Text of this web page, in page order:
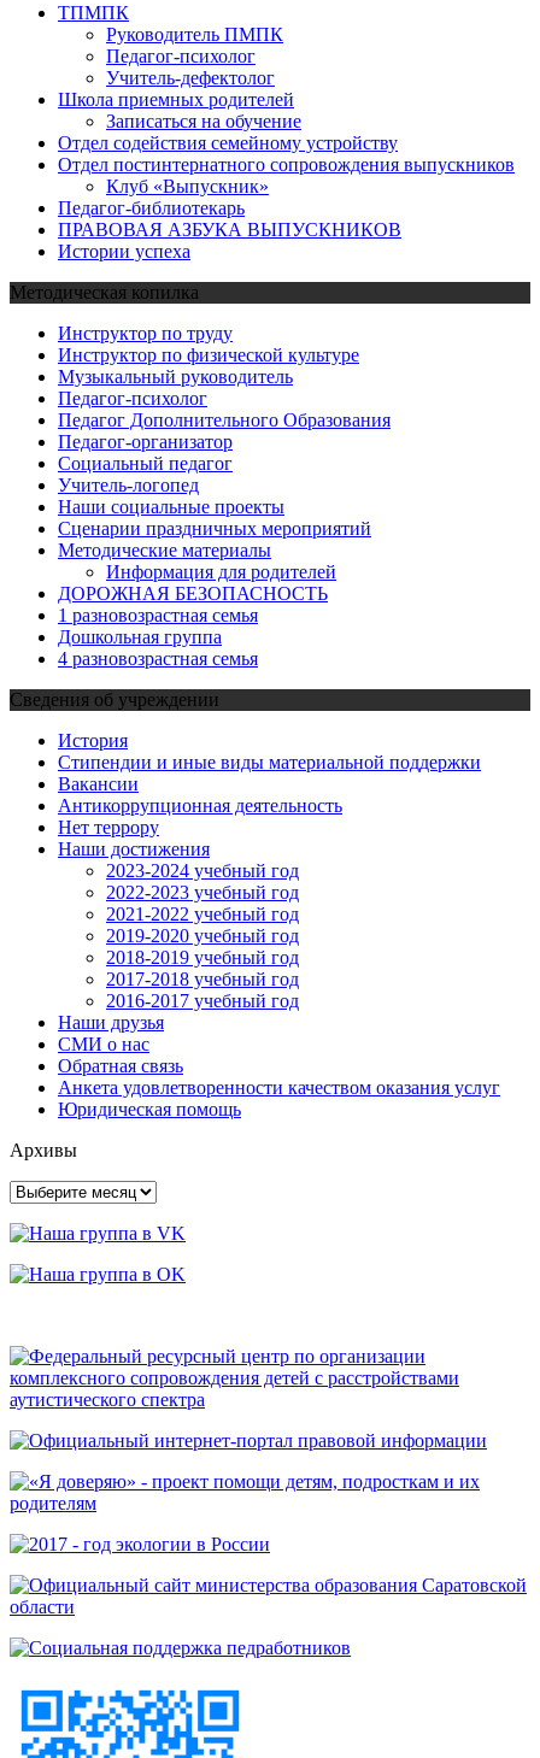
ТПМПК
Руководитель ПМПК
Педагог-психолог
Учитель-дефектолог
Школа приемных родителей
Записаться на обучение
Отдел содействия семейному устройству
Отдел постинтернатного сопровождения выпускников
Клуб «Выпускник»
Педагог-библиотекарь
ПРАВОВАЯ АЗБУКА ВЫПУСКНИКОВ
Истории успеха
Методическая копилка
Инструктор по труду
Инструктор по физической культуре
Музыкальный руководитель
Педагог-психолог
Педагог Дополнительного Образования
Педагог-организатор
Социальный педагог
Учитель-логопед
Наши социальные проекты
Сценарии праздничных мероприятий
Методические материалы
Информация для родителей
ДОРОЖНАЯ БЕЗОПАСНОСТЬ
1 разновозрастная семья
Дошкольная группа
4 разновозрастная семья
Сведения об учреждении
История
Стипендии и иные виды материальной поддержки
Вакансии
Антикоррупционная деятельность
Нет террору
Наши достижения
2023-2024 учебный год
2022-2023 учебный год
2021-2022 учебный год
2019-2020 учебный год
2018-2019 учебный год
2017-2018 учебный год
2016-2017 учебный год
Наши друзья
СМИ о нас
Обратная связь
Анкета удовлетворенности качеством оказания услуг
Юридическая помощь
Архивы
Архивы